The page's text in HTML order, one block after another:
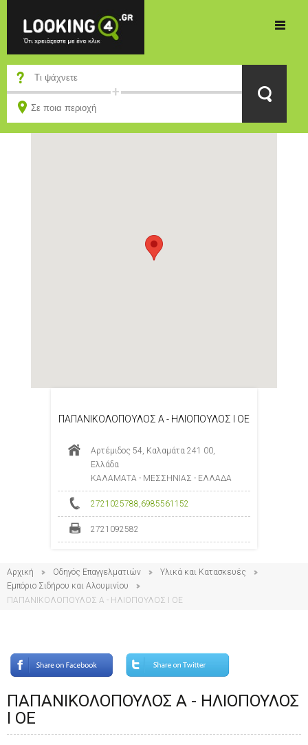
ΠΑΠΑΝΙΚΟΛΟΠΟΥΛΟΣ Α - ΗΛΙΟΠΟΥΛΟΣ Ι ΟΕ
Αρτέμιδος 54, Καλαμάτα 241 00,
Ελλάδα
ΚΑΛΑΜΑΤΑ - ΜΕΣΣΗΝΙΑΣ - ΕΛΛΑΔΑ
2721025788,6985561152
2721092582
Αρχική Οδηγός Επαγγελματιών
Υλικά και Κατασκευές
Εμπόριο Σιδήρου και Αλουμινίου
ΠΑΠΑΝΙΚΟΛΟΠΟΥΛΟΣ Α - ΗΛΙΟΠΟΥΛΟΣ Ι ΟΕ
ΠΑΠΑΝΙΚΟΛΟΠΟΥΛΟΣ Α - ΗΛΙΟΠΟΥΛΟΣ
Ι ΟΕ